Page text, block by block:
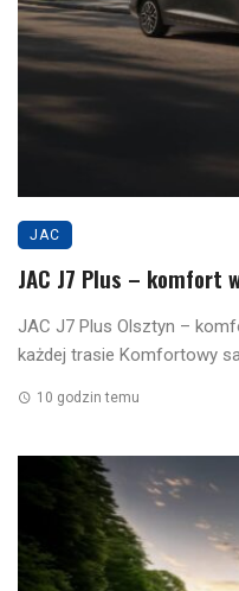
JAC
JAC J7 Plus – komfort
JAC J7 Plus Olsztyn –
każdej trasie Komfortowy
10 godzin temu